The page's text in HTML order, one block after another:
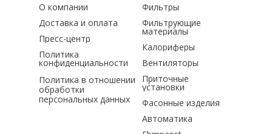
Фильтры
Доставка и оплата
Пресс-центр
О компании
Политика
конфиденциальности
Политика в отношении
обработки
персональных данных
Фильтрующие
материалы
Вентиляторы
Калориферы
Приточные
установки
Фасонные изделия
Автоматика